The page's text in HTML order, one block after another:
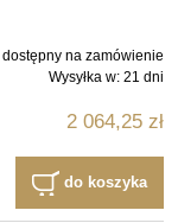
dostępny na zamówienie
Wysyłka w: 21 dni
2 064,25 zł
do koszyka